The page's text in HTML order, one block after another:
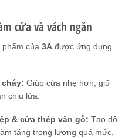
cửa và vách ngăn
của 3A được ứng dụng
Giúp cửa nhẹ hơn, giữ
chịu lửa.
& cửa thép vân gỗ: Tạo độ
tăng trọng lượng quá mức,